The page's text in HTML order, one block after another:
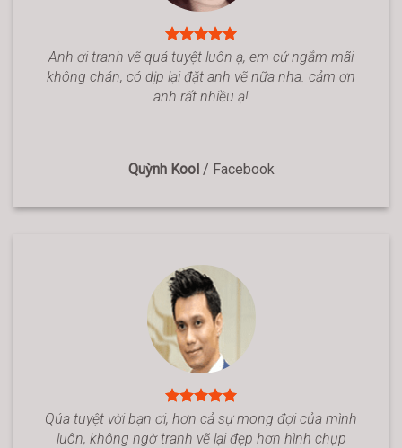
Anh ơi tranh vẽ quá tuyệt luôn ạ, em cứ ngắm mãi
không chán, có dịp lại đặt anh vẽ nữa nha. cảm ơn
anh rất nhiều ạ!
Quỳnh Kool / Facebook
Qúa tuyệt vời bạn ơi, hơn cả sự mong đợi của mình
luôn, không ngờ tranh vẽ lại đẹp hơn hình chụp